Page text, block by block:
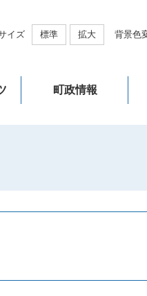
イズ 標準 拡大 背景色
町政情報